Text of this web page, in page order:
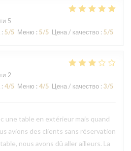
5
: 5/5 Меню : 5/5 Цена / качество : 5/5
2
: 4/5 Меню : 4/5 Цена / качество : 3/5
une table en extérieur mais quand
avions des clients sans réservation
nous avons dû aller ailleurs. La